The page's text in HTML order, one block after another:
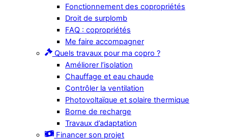
Fonctionnement des copropriétés
Droit de surplomb
FAQ : copropriétés
Me faire accompagner
Quels travaux pour ma copro ?
Améliorer l’isolation
Chauffage et eau chaude
Contrôler la ventilation
Photovoltaïque et solaire thermique
Borne de recharge
Travaux d’adaptation
Financer son projet